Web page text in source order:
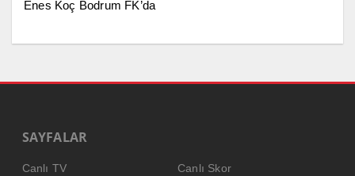
Enes Koç Bodrum FK’da
SAYFALAR
Canlı TV
Canlı Skor